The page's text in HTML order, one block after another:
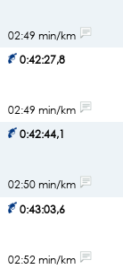
02:49 min/km
0:42:27,8
02:49 min/km
0:42:44,1
02:50 min/km
0:43:03,6
02:52 min/km